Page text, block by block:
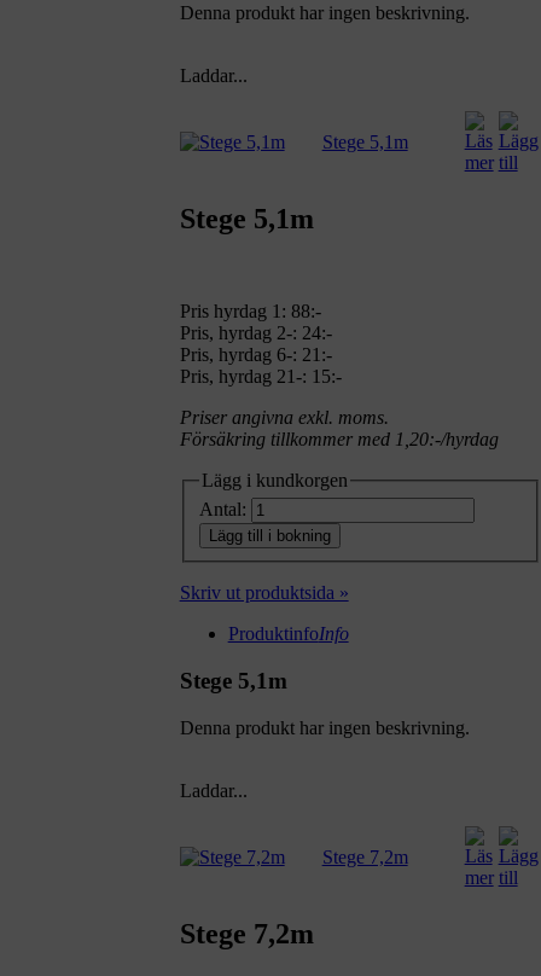
Denna produkt har ingen beskrivning.
Laddar...
Stege 5,1m
Stege 5,1m
Pris hyrdag 1: 88:-
Pris, hyrdag 2-: 24:-
Pris, hyrdag 6-: 21:-
Pris, hyrdag 21-: 15:-
Priser angivna exkl. moms.
Försäkring tillkommer med 1,20:-/hyrdag
Lägg i kundkorgen
Antal:
Lägg till i bokning
Skriv ut produktsida »
ProduktinfoInfo
Stege 5,1m
Denna produkt har ingen beskrivning.
Laddar...
Stege 7,2m
Stege 7,2m